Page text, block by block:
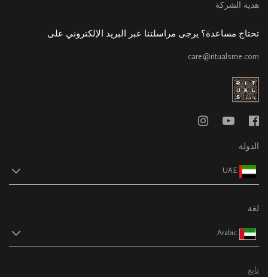
هدية الشركة
تحتاج مساعدة؟ يرجى مراسلتنا عبر البريد الإلكتروني على
care@ritualsme.com
الدولة
UAE
لغة
Arabic
تابع